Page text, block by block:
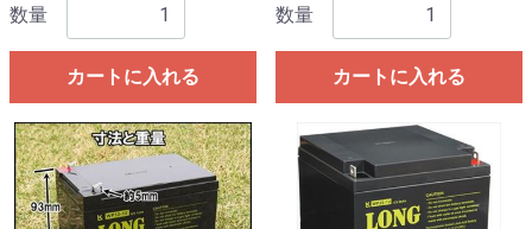
数量
カートに入れる
数量
カートに入れる